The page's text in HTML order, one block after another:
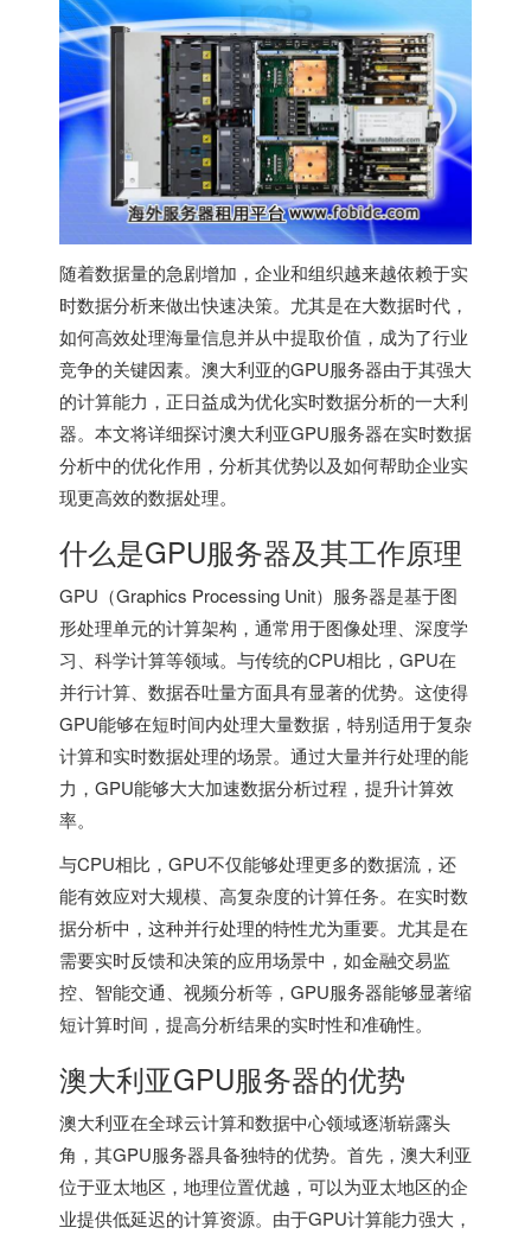
随着数据量的急剧增加，企业和组织越来越依赖于实
时数据分析来做出快速决策。尤其是在大数据时代，
如何高效处理海量信息并从中提取价值，成为了行业
竞争的关键因素。澳大利亚的GPU服务器由于其强大
的计算能力，正日益成为优化实时数据分析的一大利
器。本文将详细探讨澳大利亚GPU服务器在实时数据
分析中的优化作用，分析其优势以及如何帮助企业实
现更高效的数据处理。
什么是GPU服务器及其工作原理
GPU（Graphics Processing Unit）服务器是基于图
形处理单元的计算架构，通常用于图像处理、深度学
习、科学计算等领域。与传统的CPU相比，GPU在
并行计算、数据吞吐量方面具有显著的优势。这使得
GPU能够在短时间内处理大量数据，特别适用于复杂
计算和实时数据处理的场景。通过大量并行处理的能
力，GPU能够大大加速数据分析过程，提升计算效
率。
与CPU相比，GPU不仅能够处理更多的数据流，还
能有效应对大规模、高复杂度的计算任务。在实时数
据分析中，这种并行处理的特性尤为重要。尤其是在
需要实时反馈和决策的应用场景中，如金融交易监
控、智能交通、视频分析等，GPU服务器能够显著缩
短计算时间，提高分析结果的实时性和准确性。
澳大利亚GPU服务器的优势
澳大利亚在全球云计算和数据中心领域逐渐崭露头
角，其GPU服务器具备独特的优势。首先，澳大利亚
位于亚太地区，地理位置优越，可以为亚太地区的企
业提供低延迟的计算资源。由于GPU计算能力强大，